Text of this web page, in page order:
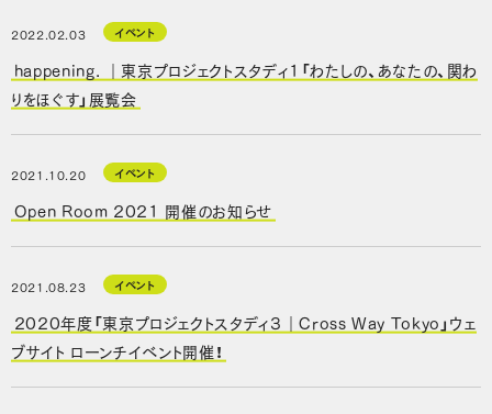
2022.02.03 イベント
happening. ｜東京プロジェクトスタディ1「わたしの、あなたの、関わ
りをほぐす」展覧会
2021.10.20 イベント
Open Room 2021 開催のお知らせ
2021.08.23 イベント
2020年度「東京プロジェクトスタディ３｜Cross Way Tokyo」ウェ
ブサイト ローンチイベント開催！